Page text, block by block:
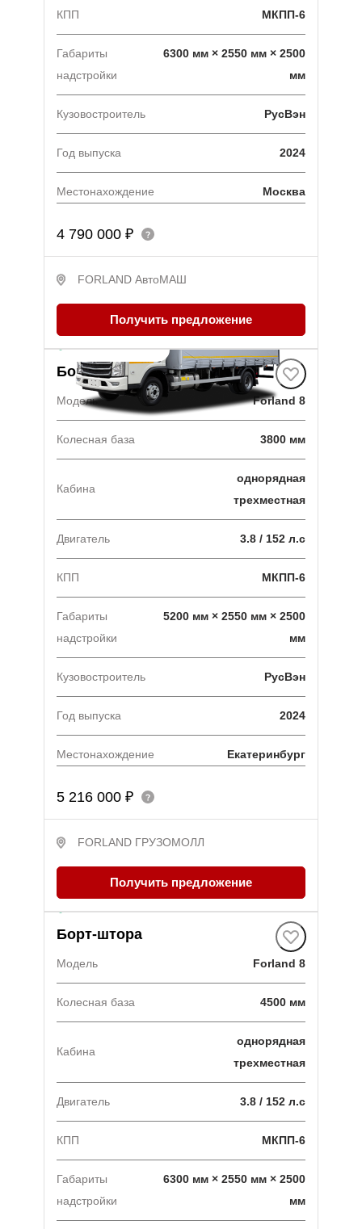
КПП МКПП-6
Габариты
надстройки
6300 мм × 2550 мм × 2500
мм
Кузовостроитель РусВэн
Год выпуска 2024
Местонахождение Москва
4 790 000 ₽
FORLAND АвтоМАШ
Получить предложение
В наличии·1 авто
Борт-штора
Модель Forland 8
Колесная база 3800 мм
Кабина
однорядная
трехместная
Двигатель 3.8 / 152 л.с
КПП МКПП-6
Габариты
надстройки
5200 мм × 2550 мм × 2500
мм
Кузовостроитель РусВэн
Год выпуска 2024
Местонахождение Екатеринбург
5 216 000 ₽
FORLAND ГРУЗОМОЛЛ
Получить предложение
В наличии·3 авто
Борт-штора
Модель Forland 8
Колесная база 4500 мм
Кабина
однорядная
трехместная
Двигатель 3.8 / 152 л.с
КПП МКПП-6
Габариты
надстройки
6300 мм × 2550 мм × 2500
мм